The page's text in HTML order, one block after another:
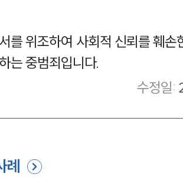
를 위조하여 사회적 신뢰를 훼손
는 중범죄입니다.
수정일:
례